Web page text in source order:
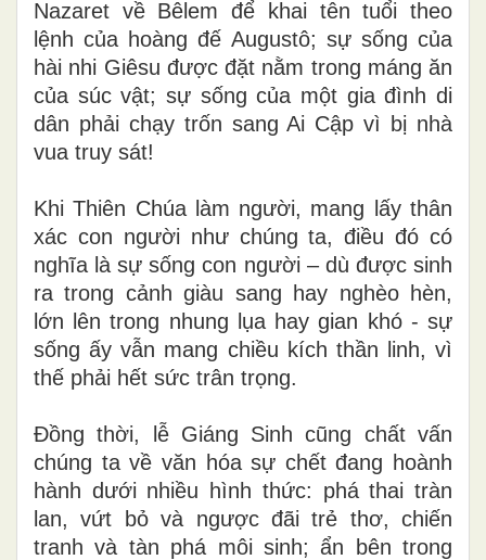
Nazaret về Bêlem để khai tên tuổi theo
lệnh của hoàng đế Augustô; sự sống của
hài nhi Giêsu được đặt nằm trong máng ăn
của súc vật; sự sống của một gia đình di
dân phải chạy trốn sang Ai Cập vì bị nhà
vua truy sát!
Khi Thiên Chúa làm người, mang lấy thân
xác con người như chúng ta, điều đó có
nghĩa là sự sống con người – dù được sinh
ra trong cảnh giàu sang hay nghèo hèn,
lớn lên trong nhung lụa hay gian khó - sự
sống ấy vẫn mang chiều kích thần linh, vì
thế phải hết sức trân trọng.
Đồng thời, lễ Giáng Sinh cũng chất vấn
chúng ta về văn hóa sự chết đang hoành
hành dưới nhiều hình thức: phá thai tràn
lan, vứt bỏ và ngược đãi trẻ thơ, chiến
tranh và tàn phá môi sinh; ẩn bên trong